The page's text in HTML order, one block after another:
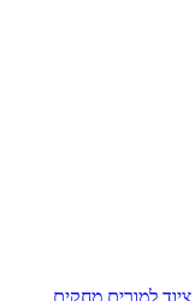
ציוד למורים מחקים